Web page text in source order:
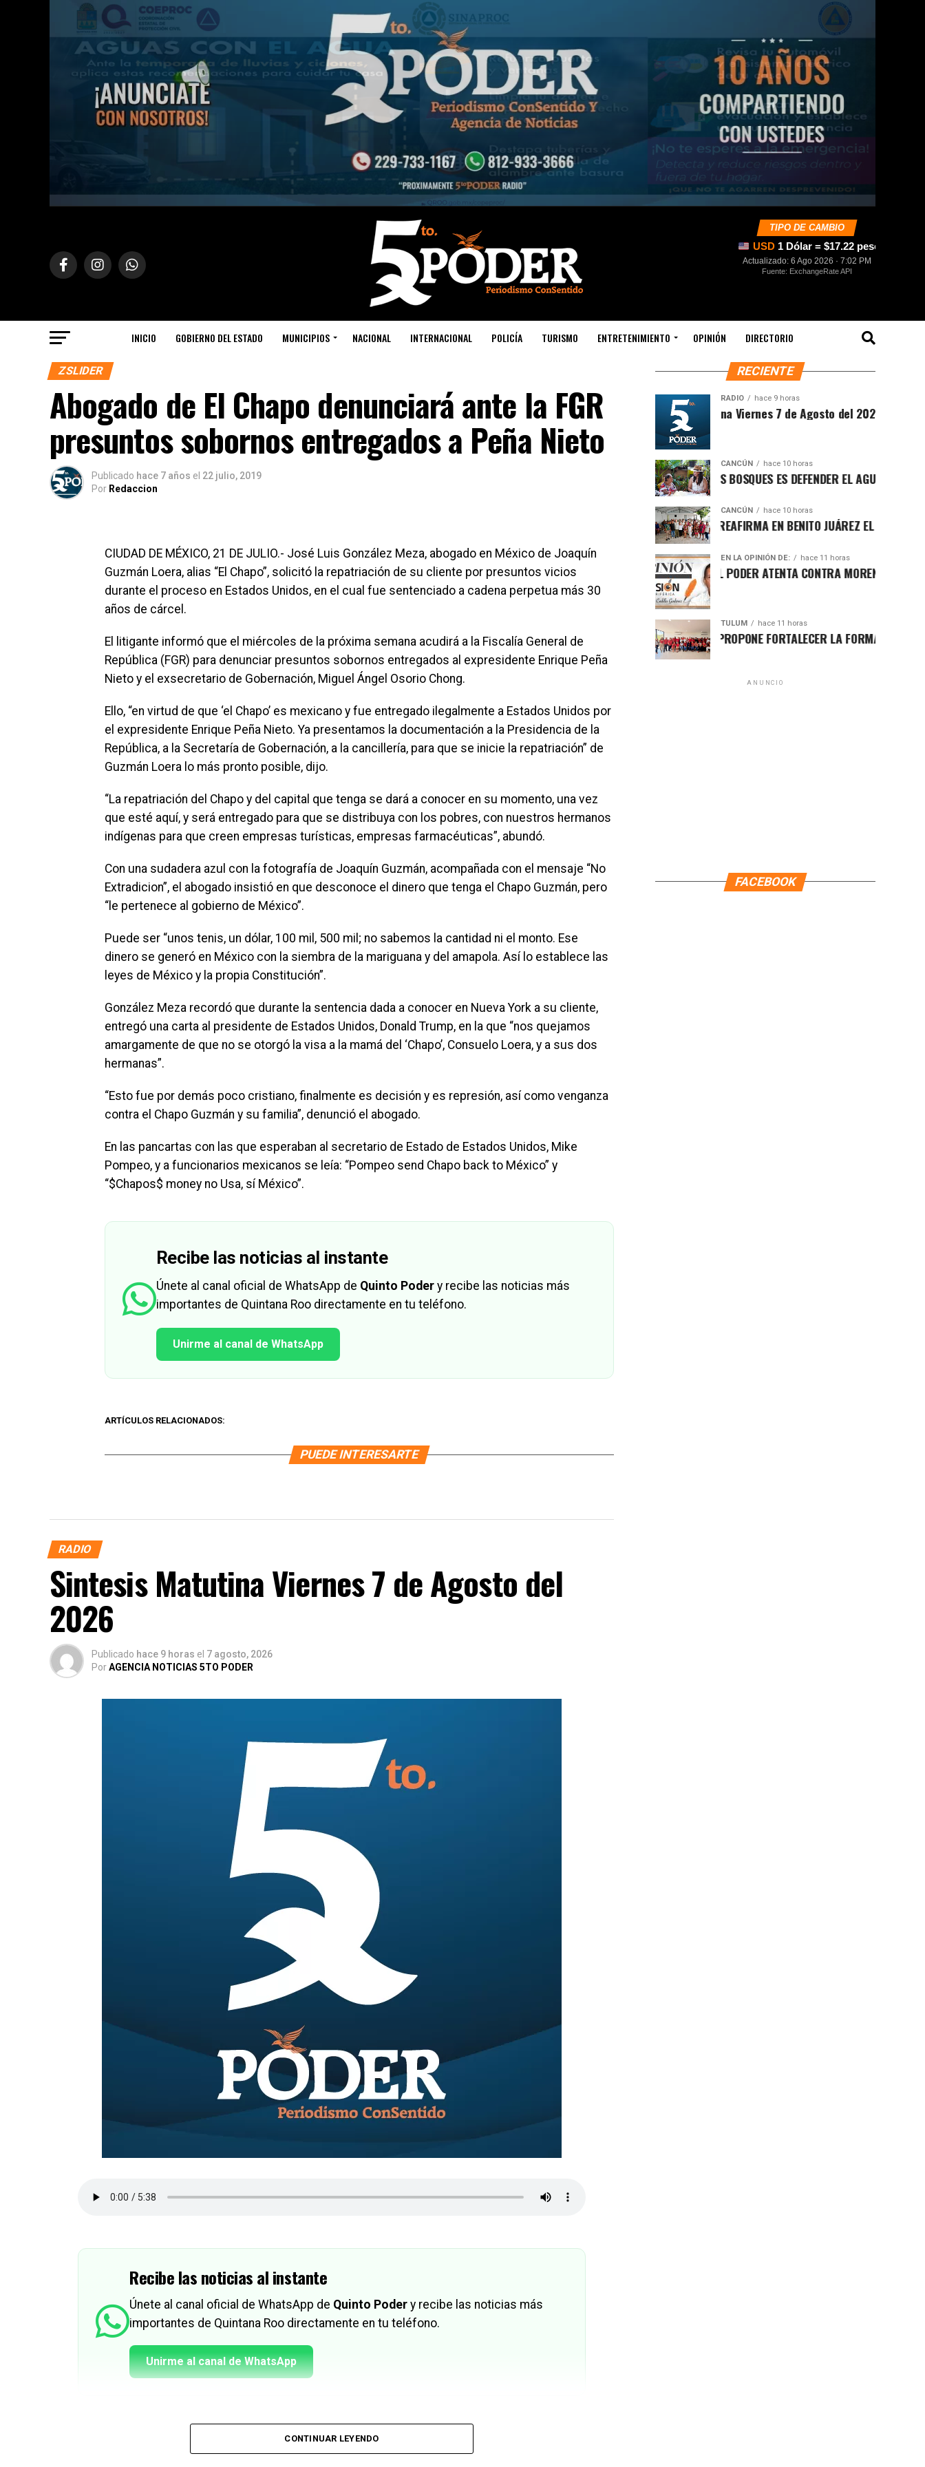
TIPO DE CAMBIO
USD 1 Dólar = $17.22 pesos
Actualizado: 6 Ago 2026 · 7:02 PM
Fuente: ExchangeRate API
INICIO GOBIERNO DEL ESTADO MUNICIPIOS NACIONAL INTERNACIONAL POLICÍA TURISMO ENTRETENIMIENTO OPINIÓN DIRECTORIO
ZSLIDER
Abogado de El Chapo denunciará ante la FGR
presuntos sobornos entregados a Peña Nieto
Publicado hace 7 años el 22 julio, 2019
Por Redaccion
CIUDAD DE MÉXICO, 21 DE JULIO.- José Luis González Meza, abogado en México de Joaquín
Guzmán Loera, alias “El Chapo”, solicitó la repatriación de su cliente por presuntos vicios
durante el proceso en Estados Unidos, en el cual fue sentenciado a cadena perpetua más 30
años de cárcel.
El litigante informó que el miércoles de la próxima semana acudirá a la Fiscalía General de
República (FGR) para denunciar presuntos sobornos entregados al expresidente Enrique Peña
Nieto y el exsecretario de Gobernación, Miguel Ángel Osorio Chong.
Ello, “en virtud de que ‘el Chapo’ es mexicano y fue entregado ilegalmente a Estados Unidos por
el expresidente Enrique Peña Nieto. Ya presentamos la documentación a la Presidencia de la
República, a la Secretaría de Gobernación, a la cancillería, para que se inicie la repatriación” de
Guzmán Loera lo más pronto posible, dijo.
“La repatriación del Chapo y del capital que tenga se dará a conocer en su momento, una vez
que esté aquí, y será entregado para que se distribuya con los pobres, con nuestros hermanos
indígenas para que creen empresas turísticas, empresas farmacéuticas”, abundó.
Con una sudadera azul con la fotografía de Joaquín Guzmán, acompañada con el mensaje “No
Extradicion”, el abogado insistió en que desconoce el dinero que tenga el Chapo Guzmán, pero
“le pertenece al gobierno de México”.
Puede ser “unos tenis, un dólar, 100 mil, 500 mil; no sabemos la cantidad ni el monto. Ese
dinero se generó en México con la siembra de la mariguana y del amapola. Así lo establece las
leyes de México y la propia Constitución”.
González Meza recordó que durante la sentencia dada a conocer en Nueva York a su cliente,
entregó una carta al presidente de Estados Unidos, Donald Trump, en la que “nos quejamos
amargamente de que no se otorgó la visa a la mamá del ‘Chapo’, Consuelo Loera, y a sus dos
hermanas”.
“Esto fue por demás poco cristiano, finalmente es decisión y es represión, así como venganza
contra el Chapo Guzmán y su familia”, denunció el abogado.
En las pancartas con las que esperaban al secretario de Estado de Estados Unidos, Mike
Pompeo, y a funcionarios mexicanos se leía: “Pompeo send Chapo back to México” y
“$Chapos$ money no Usa, sí México”.
Recibe las noticias al instante
Únete al canal oficial de WhatsApp de Quinto Poder y recibe las noticias más
importantes de Quintana Roo directamente en tu teléfono.
Unirme al canal de WhatsApp
ARTÍCULOS RELACIONADOS:
PUEDE INTERESARTE
RADIO
Sintesis Matutina Viernes 7 de Agosto del
2026
Publicado hace 9 horas el 7 agosto, 2026
PorAGENCIA NOTICIAS 5TO PODER
Recibe las noticias al instante
Únete al canal oficial de WhatsApp de Quinto Poder y recibe las noticias más
importantes de Quintana Roo directamente en tu teléfono.
Unirme al canal de WhatsApp
CONTINUAR LEYENDO
RECIENTE
RADIO hace 9 horas
Sintesis Matutina Viernes 7 de Agosto del 2026
CANCÚN hace 10 horas
PROTEGER LOS BOSQUES ES DEFENDER EL AGUA Y EL
CANCÚN hace 10 horas
RAFA MARÍN REAFIRMA EN BENITO JUÁREZ EL LLAMADO A
EN LA OPINIÓN DE: hace 11 horas
LUCHA POR EL PODER ATENTA CONTRA MORENA EN Q.ROO
TULUM hace 11 horas
HUGO ALDAY PROPONE FORTALECER LA FORMACIÓN
ANUNCIO
FACEBOOK